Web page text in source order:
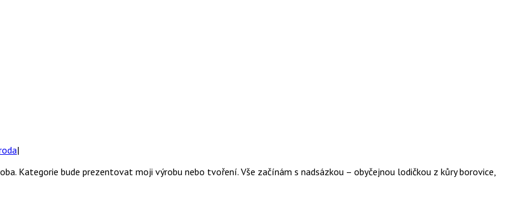
|
Kategorie bude prezentovat moji výrobu nebo tvoření. Vše začínám s nadsázkou – obyčejnou lodičkou z kůry borovice,